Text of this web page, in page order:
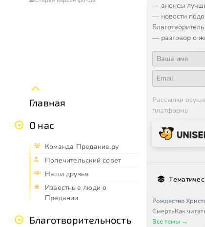
Главная
О нас
Команда Предание.ру
Попечительский совет
Наши друзья
Известные люди о
Предании
Благотворительность
— анонсы
— новости
— разговор о
Рассылки
платформе
Рождество
СмертьКак
Все темы →